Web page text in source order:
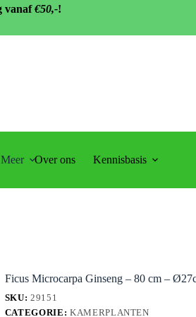
vanaf€50,-!
Meer Over ons Kennisbasis
Ficus Microcarpa Ginseng – 80 cm –
SKU:29151
CATEGORIE: KAMERPLANTEN